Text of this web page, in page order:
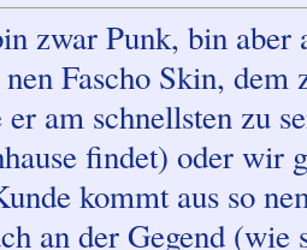
zwar Punk, bin aber
Fascho Skin,
am schnellsten zu
findet) oder wir
kommt aus so
an der Gegend